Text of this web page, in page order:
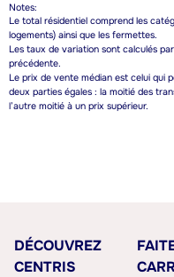
Notes:
Le total résidentiel comprend les
logements) ainsi que les fermettes.
Les taux de variation sont calculés
précédente.
Le prix de vente médian est celui qui
deux parties égales : la moitié des
l’autre moitié à un prix supérieur.
DÉCOUVREZ
CENTRIS